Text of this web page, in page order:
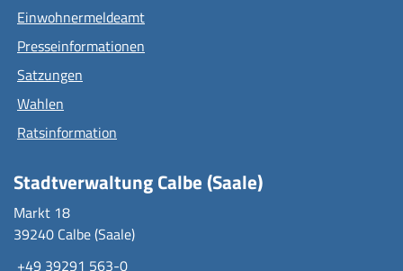
Einwohnermeldeamt
Presseinformationen
Satzungen
Wahlen
Ratsinformation
Stadtverwaltung Calbe (Saale)
Markt 18
39240 Calbe (Saale)
+49 39291 563-0